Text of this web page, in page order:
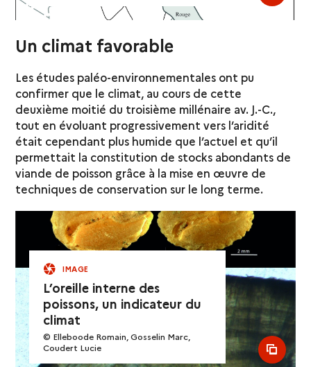
Un climat favorable
Les études paléo-environnementales ont pu
confirmer que le climat, au cours de cette
deuxième moitié du troisième millénaire av. J.-C.,
tout en évoluant progressivement vers l’aridité
était cependant plus humide que l’actuel et qu’il
permettait la constitution de stocks abondants de
viande de poisson grâce à la mise en œuvre de
techniques de conservation sur le long terme.
IMAGE
L’oreille interne des
poissons, un indicateur du
climat
© Elleboode Romain, Gosselin Marc,
Coudert Lucie
see